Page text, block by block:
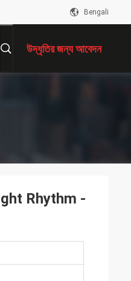
Bengali
উদ্ধৃতির জন্য আবেদন
Rhythm -